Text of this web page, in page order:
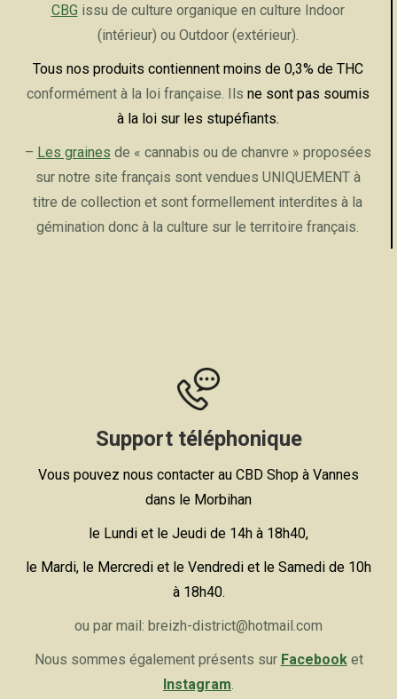
CBG issu de culture organique en culture Indoor
(intérieur) ou Outdoor (extérieur).
Tous nos produits contiennent moins de 0,3% de THC
conformément à la loi française. Ils ne sont pas soumis
à la loi sur les stupéfiants.
– Les graines de « cannabis ou de chanvre » proposées
sur notre site français sont vendues UNIQUEMENT à
titre de collection et sont formellement interdites à la
gémination donc à la culture sur le territoire français.
Support téléphonique
Vous pouvez nous contacter au CBD Shop à Vannes
dans le Morbihan
le Lundi et le Jeudi de 14h à 18h40,
le Mardi, le Mercredi et le Vendredi et le Samedi de 10h
à 18h40.
ou par mail: breizh-district@hotmail.com
Nous sommes également présents sur Facebooket
Instagram.